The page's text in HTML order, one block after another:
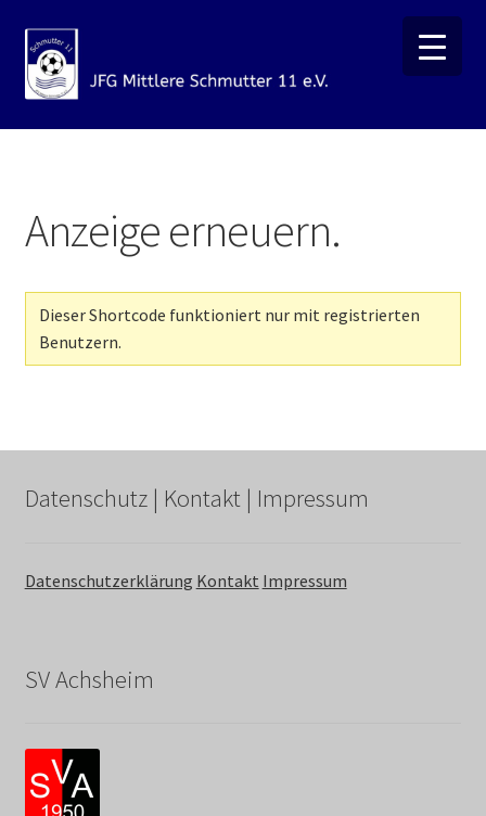
Zur
Navigation
springen
Zum
Inhalt
springen
Anzeige erneuern.
Dieser Shortcode funktioniert nur mit registrierten
Benutzern.
Datenschutz | Kontakt | Impressum
Datenschutzerklärung Kontakt Impressum
SV Achsheim